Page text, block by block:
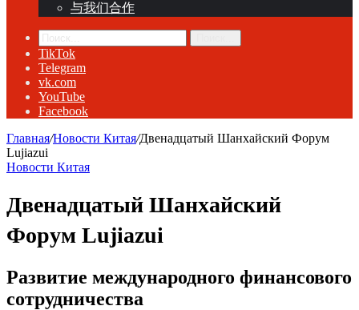
与我们合作
TikTok
Telegram
vk.com
YouTube
Facebook
Главная/Новости Китая/Двенадцатый Шанхайский Форум
Lujiazui
Новости Китая
Двенадцатый Шанхайский
Форум Lujiazui
Развитие международного финансового
сотрудничества